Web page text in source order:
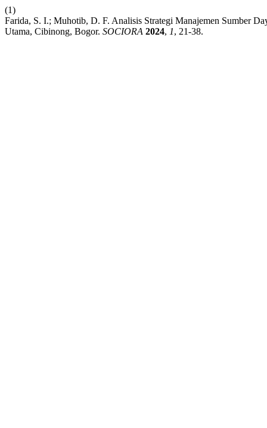
(1)
Farida, S. I.; Muhotib, D. F. Analisis Strategi Manajemen Sumber
Utama, Cibinong, Bogor. SOCIORA 2024, 1, 21-38.